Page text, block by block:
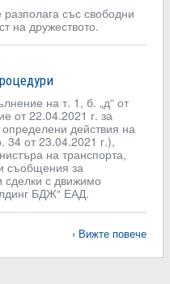
със свободни
на дружеството.
на т. 1, б. „д“ от
от 22.04.2021 г. за
действия на
34 от 23.04.2021 г.),
на транспорта,
съобщения за
сделки с движимо
БДЖ“ ЕАД.
Вижте повече